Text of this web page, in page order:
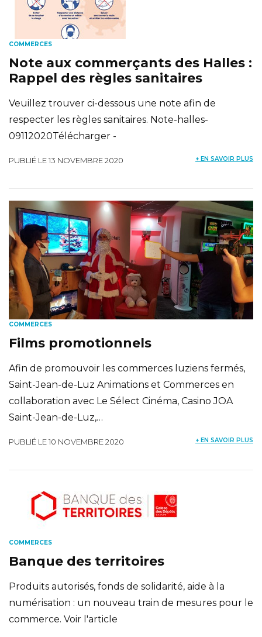
COMMERCES
Note aux commerçants des Halles :
Rappel des règles sanitaires
Veuillez trouver ci-dessous une note afin de
respecter les règles sanitaires. Note-halles-
09112020Télécharger -
PUBLIÉ LE 13 NOVEMBRE 2020 + EN SAVOIR PLUS
COMMERCES
Films promotionnels
Afin de promouvoir les commerces luziens fermés,
Saint-Jean-de-Luz Animations et Commerces en
collaboration avec Le Sélect Cinéma, Casino JOA
Saint-Jean-de-Luz,…
PUBLIÉ LE 10 NOVEMBRE 2020 + EN SAVOIR PLUS
COMMERCES
Banque des territoires
Produits autorisés, fonds de solidarité, aide à la
numérisation : un nouveau train de mesures pour le
commerce. Voir l'article